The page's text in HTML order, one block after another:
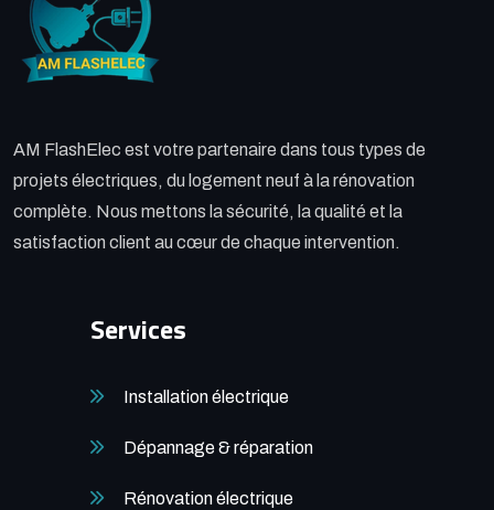
AM FlashElec est votre partenaire dans tous types de
projets électriques, du logement neuf à la rénovation
complète. Nous mettons la sécurité, la qualité et la
satisfaction client au cœur de chaque intervention.
Services
Installation électrique
Dépannage & réparation
Rénovation électrique